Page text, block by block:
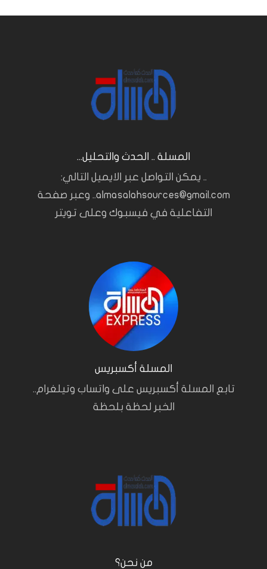
المسلة .. الحدث والتحليل...
.. يمكن التواصل عبر الايميل التالي:
almasalahsources@gmail.com.. وعبر صفحة
التفاعلية في فيسبوك وعلى تويتر
المسلة أكسبريس
تابع المسلة أكسبريس على واتساب وتيلغرام..
الخبر لحظة بلحظة
من نحن؟